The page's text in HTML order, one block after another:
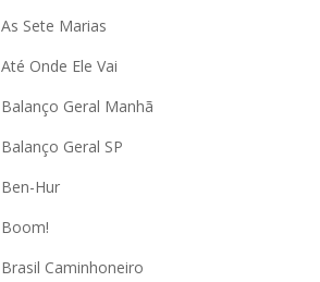
As Sete Marias
Até Onde Ele Vai
Balanço Geral Manhã
Balanço Geral SP
Ben-Hur
Boom!
Brasil Caminhoneiro